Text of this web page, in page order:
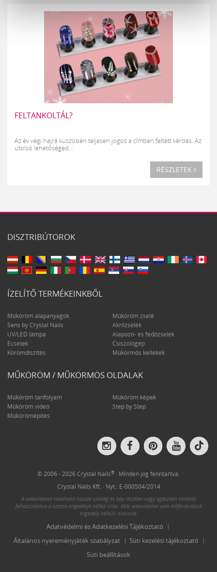
FELTANKOLTÁL?
Az év végi hajrá küszöbén teljesen jogos a címben feltett kérdés. Az
utolsó lehetőséged...
RÉSZLETEK
DISZTRIBÚTOROK
ÍZELÍTŐ TERMÉKEINKBŐL
Műköröm alapanyagok
Műköröm zselé
Sens by Crystal Nails
Akrilzselék
UV/LED lámpa
Alapozó- és fedőzselék
Ecsetek
Csiszológép
Körömdíszítés
Műkörmös kellékek
MŰKÖRÖM / MŰKÖRMÖS OLDALAK
Műköröm tanfolyam
Műköröm képek
Műköröm videó
Step by Step
Műkörömépítés
Crystal
Nails
Instagram
Crystal
Nails
Facebook
Crystal
Nails
Pinterest
Crystal
Nails
© 2006 - 2026 Crystal Nails® · Minden jog fenntartva.
Crystal Nails Kft. · Nyt.: E-000504/2014
A weboldalon található összes szöveg és kép részben vagy egészben történő
felhasználása a szerző engedélye nélkül tilos. Más weboldalon való előfordulásuk
engedély nélküli másolat.
Adatvédelmi és Adatkezelési Tájékoztató
Általános nyereményjáték szabályzat
Süti kezelési tájékoztató
Süti beállítások